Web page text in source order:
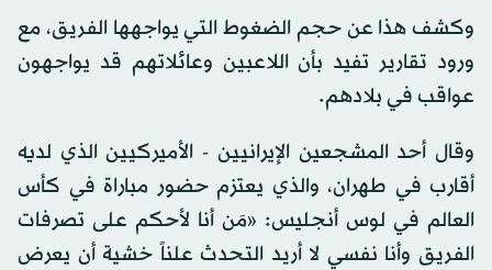
وكشف هذا عن حجم الضغوط التي يواجهها الفريق، مع
ورود تقارير تفيد بأن اللاعبين وعائلاتهم قد يواجهون
عواقب في بلادهم.
وقال أحد المشجعين الإيرانيين - الأميركيين الذي لديه
أقارب في طهران، والذي يعتزم حضور مباراة في كأس
العالم في لوس أنجليس: «مَن أنا لأحكم على تصرفات
الفريق وأنا نفسي لا أريد التحدث علناً خشية أن يعرض